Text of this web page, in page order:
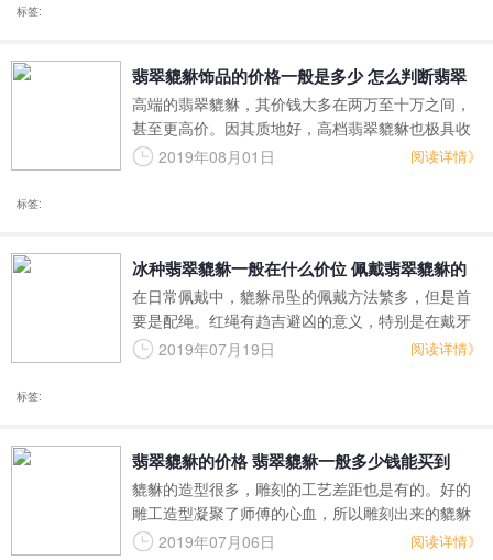
标签:
翡翠貔貅饰品的价格一般是多少 怎么判断翡翠
貔貅的价值
高端的翡翠貔貅，其价钱大多在两万至十万之间，
甚至更高价。因其质地好，高档翡翠貔貅也极具收
藏价值和拥有广阔的升值空间。
2019年08月01日 阅读详情》
标签:
冰种翡翠貔貅一般在什么价位 佩戴翡翠貔貅的
方法有哪些
在日常佩戴中，貔貅吊坠的佩戴方法繁多，但是首
要是配绳。红绳有趋吉避凶的意义，特别是在戴牙
齿前后不对称的貔貅时，如果没有红绳压住，很容
2019年07月19日 阅读详情》
标签:
翡翠貔貅的价格 翡翠貔貅一般多少钱能买到
貔貅的造型很多，雕刻的工艺差距也是有的。好的
雕工造型凝聚了师傅的心血，所以雕刻出来的貔貅
更为形象生动，也更加的传神，这样的貔貅灵性也
2019年07月06日 阅读详情》